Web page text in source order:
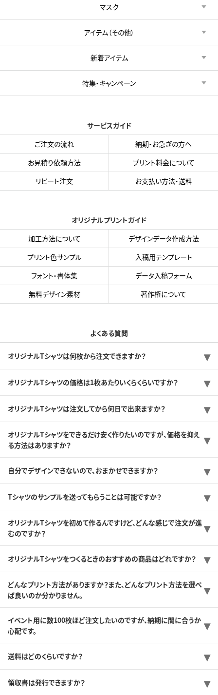
マスク
アイテム（その他）
新着アイテム
特集・キャンペーン
サービスガイド
ご注文の流れ
納期・お急ぎの方へ
お見積り依頼方法
プリント料金について
リピート注文
お支払い方法・送料
オリジナルプリントガイド
加工方法について
デザインデータ作成方法
プリント色サンプル
入稿用テンプレート
フォント・書体集
データ入稿フォーム
無料デザイン素材
著作権について
よくある質問
オリジナルTシャツは何枚から注文できますか？
オリジナルTシャツの価格は1枚あたりいくらくらいですか？
オリジナルTシャツは注文してから何日で出来ますか？
オリジナルTシャツをできるだけ安く作りたいのですが、価格を抑え
る方法はありますか？
自分でデザインできないので、おまかせできますか？
Tシャツのサンプルを送ってもらうことは可能ですか？
オリジナルTシャツを初めて作るんですけど、どんな感じで注文が進
むのですか？
オリジナルTシャツをつくるときのおすすめの商品はどれですか？
どんなプリント方法がありますか？また、どんなプリント方法を選べ
ば良いのか分かりません。
イベント用に数100枚ほど注文したいのですが、納期に間に合うか
心配です。
送料はどのくらいですか？
領収書は発行できますか？